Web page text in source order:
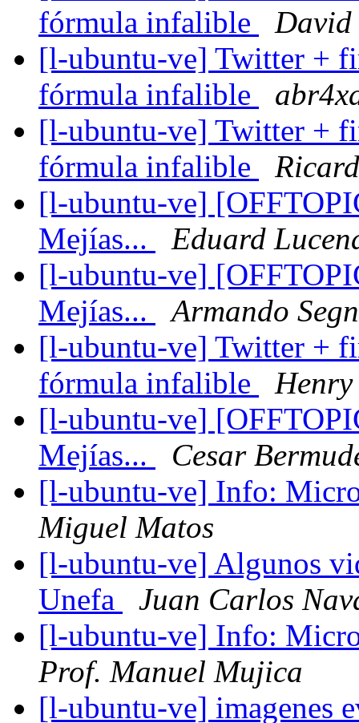
fórmula infalible
David
[l-ubuntu-ve] Twitter +
fórmula infalible
[l-ubuntu-ve] Twitter +
fórmula infalible
[l-ubuntu-ve]
Mejías...
Eduard
[l-ubuntu-ve]
Mejías...
Armando
[l-ubuntu-ve] Twitter +
fórmula infalible
[l-ubuntu-ve]
Mejías...
Cesar
[l-ubuntu-ve] Info:
Miguel Matos
[l-ubuntu-ve] Algunos
Unefa
Juan Carlos
[l-ubuntu-ve] Info:
Prof. Manuel Mujica
[l-ubuntu-ve] imagenes